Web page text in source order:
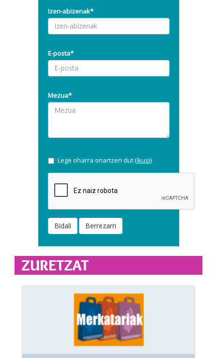
Izen-abizenak*
E-posta*
Mezua*
Lege oharra onartzen dut (ikusi)
Bidali Berrezarri
ZURETZAT